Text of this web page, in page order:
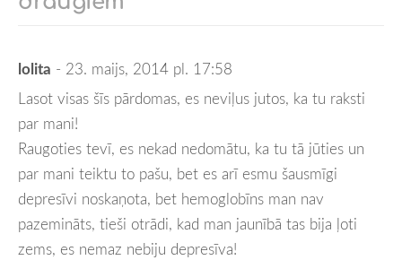
lolita - 23. maijs, 2014 pl. 17:58
Lasot visas šīs pārdomas, es neviļus jutos, ka tu raksti
par mani!
Raugoties tevī, es nekad nedomātu, ka tu tā jūties un
par mani teiktu to pašu, bet es arī esmu šausmīgi
depresīvi noskaņota, bet hemoglobīns man nav
pazemināts, tieši otrādi, kad man jaunībā tas bija ļoti
zems, es nemaz nebiju depresīva!